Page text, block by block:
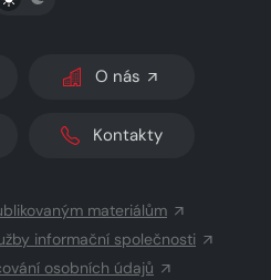
O nás
Kontakty
materiálům
informační společnosti
osobních údajů